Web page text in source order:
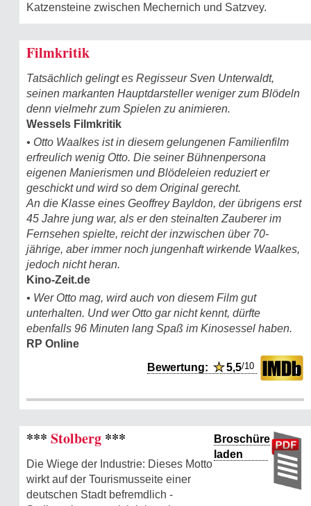
Katzensteine zwischen Mechernich und Satzvey.
Filmkritik
Tatsächlich gelingt es Regisseur Sven Unterwaldt,
seinen markanten Hauptdarsteller weniger zum Blödeln
denn vielmehr zum Spielen zu animieren.
Wessels Filmkritik
• Otto Waalkes ist in diesem gelungenen Familienfilm
erfreulich wenig Otto. Die seiner Bühnenpersona
eigenen Manierismen und Blödeleien reduziert er
geschickt und wird so dem Original gerecht.
An die Klasse eines Geoffrey Bayldon, der übrigens erst
45 Jahre jung war, als er den steinalten Zauberer im
Fernsehen spielte, reicht der inzwischen über 70-
jährige, aber immer noch jungenhaft wirkende Waalkes,
jedoch nicht heran.
Kino-Zeit.de
• Wer Otto mag, wird auch von diesem Film gut
unterhalten. Und wer Otto gar nicht kennt, dürfte
ebenfalls 96 Minuten lang Spaß im Kinosessel haben.
RP Online
Bewertung:★5,5/10
Broschüre
laden
*** Stolberg ***
Die Wiege der Industrie: Dieses Motto
wirkt auf der Tourismusseite einer
deutschen Stadt befremdlich -